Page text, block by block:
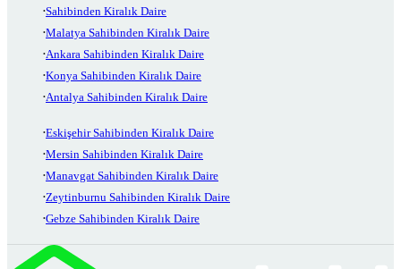
Sahibinden Kiralık Daire
Malatya Sahibinden Kiralık Daire
Ankara Sahibinden Kiralık Daire
Konya Sahibinden Kiralık Daire
Antalya Sahibinden Kiralık Daire
Eskişehir Sahibinden Kiralık Daire
Mersin Sahibinden Kiralık Daire
Manavgat Sahibinden Kiralık Daire
Zeytinburnu Sahibinden Kiralık Daire
Gebze Sahibinden Kiralık Daire